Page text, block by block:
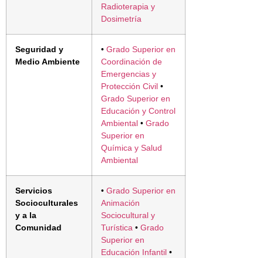
Radioterapia y
Dosimetría
Seguridad y
Medio Ambiente
• Grado Superior en
Coordinación de
Emergencias y
Protección Civil •
Grado Superior en
Educación y Control
Ambiental • Grado
Superior en
Química y Salud
Ambiental
Servicios
Socioculturales
y a la
Comunidad
• Grado Superior en
Animación
Sociocultural y
Turística • Grado
Superior en
Educación Infantil •